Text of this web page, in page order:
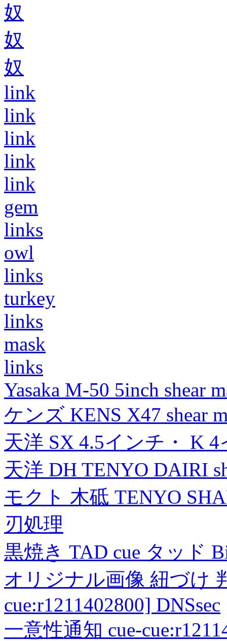
奴
奴
奴
link
link
link
link
link
gem
links
owl
links
turkey
links
mask
links
Yasaka M-50 5inch shear
ケンズ KENS X47 shear
天洋 SX 4.5インチ・ K
天洋 DH TENYO DAIRI
モクト 木砥 TENYO
刃処理
黒焼き TAD cue タッド
オリジナル画像 紐づけ
cue:r1211402800] DNSsec
一意性通知 cue-